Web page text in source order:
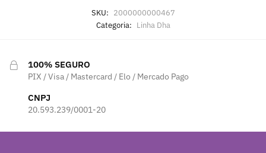
SKU: 2000000000467
Categoria: Linha Dha
100% SEGURO
PIX / Visa / Mastercard / Elo / Mercado Pago
CNPJ
20.593.239/0001-20